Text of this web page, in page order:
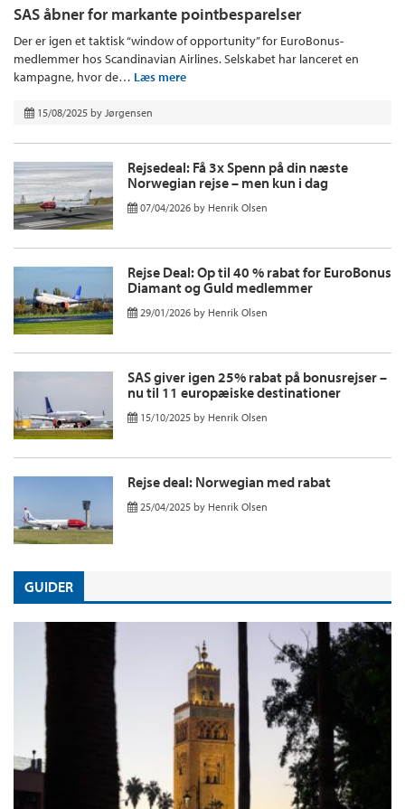
SAS åbner for markante pointbesparelser
Der er igen et taktisk “window of opportunity” for EuroBonus-
medlemmer hos Scandinavian Airlines. Selskabet har lanceret en
kampagne, hvor de… Læs mere
15/08/2025 by Jørgensen
Rejsedeal: Få 3x Spenn på din næste
Norwegian rejse – men kun i dag
07/04/2026 by Henrik Olsen
Rejse Deal: Op til 40 % rabat for EuroBonus
Diamant og Guld medlemmer
29/01/2026 by Henrik Olsen
SAS giver igen 25% rabat på bonusrejser –
nu til 11 europæiske destinationer
15/10/2025 by Henrik Olsen
Rejse deal: Norwegian med rabat
25/04/2025 by Henrik Olsen
GUIDER